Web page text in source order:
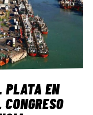
PLATA EN